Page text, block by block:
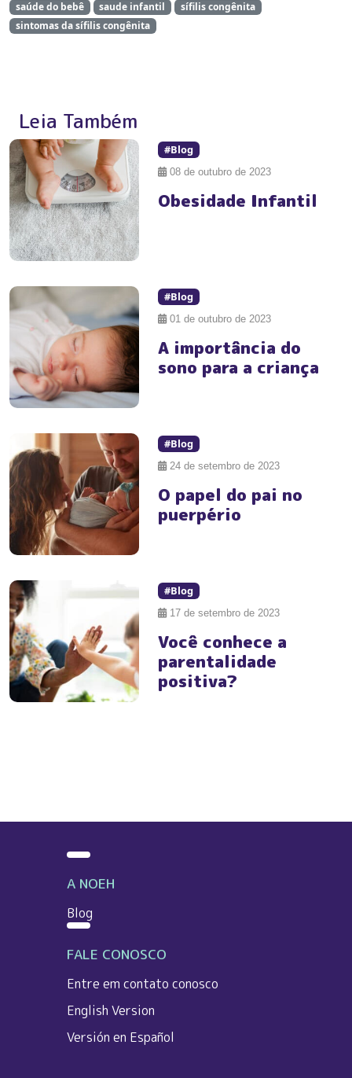
saúde do bebê
saude infantil
sífilis congênita
sintomas da sífilis congênita
Leia Também
#Blog
08 de outubro de 2023
Obesidade Infantil
#Blog
01 de outubro de 2023
A importância do
sono para a criança
#Blog
24 de setembro de 2023
O papel do pai no
puerpério
#Blog
17 de setembro de 2023
Você conhece a
parentalidade
positiva?
A NOEH
Blog
FALE CONOSCO
Entre em contato conosco
English Version
Versión en Español